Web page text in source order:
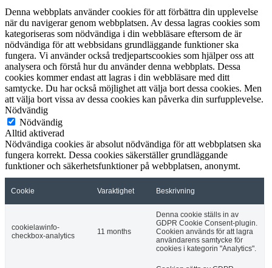
Denna webbplats använder cookies för att förbättra din upplevelse
när du navigerar genom webbplatsen. Av dessa lagras cookies som
kategoriseras som nödvändiga i din webbläsare eftersom de är
nödvändiga för att webbsidans grundläggande funktioner ska
fungera. Vi använder också tredjepartscookies som hjälper oss att
analysera och förstå hur du använder denna webbplats. Dessa
cookies kommer endast att lagras i din webbläsare med ditt
samtycke. Du har också möjlighet att välja bort dessa cookies. Men
att välja bort vissa av dessa cookies kan påverka din surfupplevelse.
Nödvändig
Nödvändig
Alltid aktiverad
Nödvändiga cookies är absolut nödvändiga för att webbplatsen ska
fungera korrekt. Dessa cookies säkerställer grundläggande
funktioner och säkerhetsfunktioner på webbplatsen, anonymt.
Cookie Varaktighet Beskrivning
cookielawinfo-
checkbox-analytics
11 months
Denna cookie ställs in av
GDPR Cookie Consent-plugin.
Cookien används för att lagra
användarens samtycke för
cookies i kategorin "Analytics".